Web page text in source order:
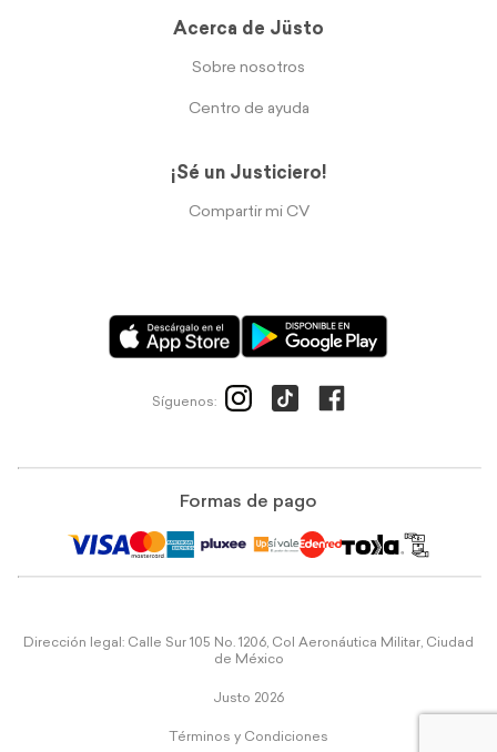
Acerca de Jüsto
Sobre nosotros
Centro de ayuda
¡Sé un Justiciero!
Compartir mi CV
Síguenos:
Formas de pago
Dirección legal: Calle Sur 105 No. 1206, Col Aeronáutica Militar, Ciudad
de México
Justo 2026
Términos y Condiciones